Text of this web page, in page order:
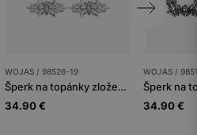
WOJAS / 98526-19
Šperk na topánky zložený z lesklých kamiekov
34.90 €
WOJAS /
34.90 €